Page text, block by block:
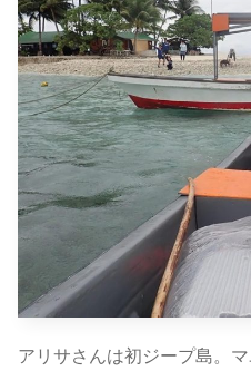
アリサさんは初ジープ島。